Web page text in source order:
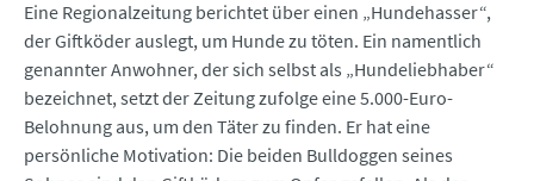
Eine Regionalzeitung berichtet über einen „Hundehasser“,
der Giftköder auslegt, um Hunde zu töten. Ein namentlich
genannter Anwohner, der sich selbst als „Hundeliebhaber“
bezeichnet, setzt der Zeitung zufolge eine 5.000-Euro-
Belohnung aus, um den Täter zu finden. Er hat eine
persönliche Motivation: Die beiden Bulldoggen seines